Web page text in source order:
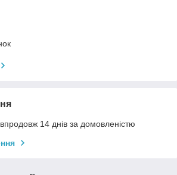
14 днів за домовленістю